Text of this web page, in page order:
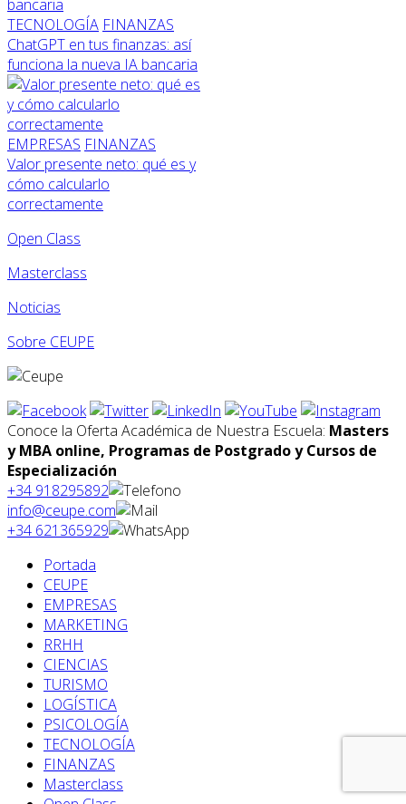
TECNOLOGÍA FINANZAS
ChatGPT en tus finanzas: así
funciona la nueva IA bancaria
EMPRESAS FINANZAS
Valor presente neto: qué es y
cómo calcularlo
correctamente
Open Class
Masterclass
Noticias
Sobre CEUPE
Conoce la Oferta Académica de Nuestra Escuela: Masters
y MBA online, Programas de Postgrado y Cursos de
Especialización
+34 918295892
info@ceupe.com
+34 621365929
Portada
CEUPE
EMPRESAS
MARKETING
RRHH
CIENCIAS
TURISMO
LOGÍSTICA
PSICOLOGÍA
TECNOLOGÍA
FINANZAS
Masterclass